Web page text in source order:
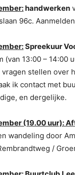
handwerken
96c.
Spreekuur
(van 13:00 – 14:00
vragen stellen over
ik contact met
en dergelijke.
(19.00 uur):
wandeling door
/